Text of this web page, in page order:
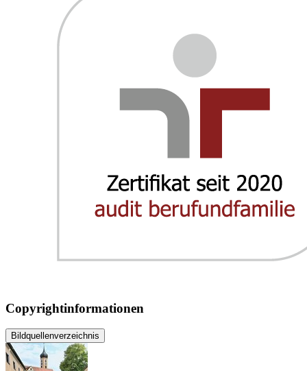
Copyrightinformationen
Bildquellenverzeichnis